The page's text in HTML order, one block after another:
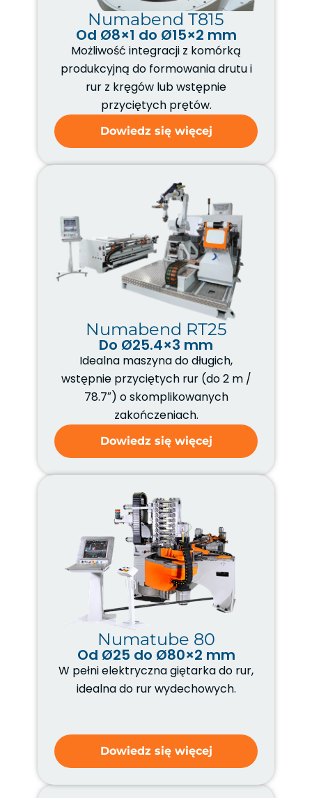
Numabend T815
Od Ø8×1 do Ø15×2 mm
Możliwość integracji z komórką
produkcyjną do formowania drutu i
rur z kręgów lub wstępnie
przyciętych prętów.
Dowiedz się więcej
Numabend RT25
Do Ø25.4×3 mm
Idealna maszyna do długich,
wstępnie przyciętych rur (do 2 m /
78.7″) o skomplikowanych
zakończeniach.
Dowiedz się więcej
Numatube 80
Od Ø25 do Ø80×2 mm
W pełni elektryczna giętarka do rur,
idealna do rur wydechowych.
Dowiedz się więcej